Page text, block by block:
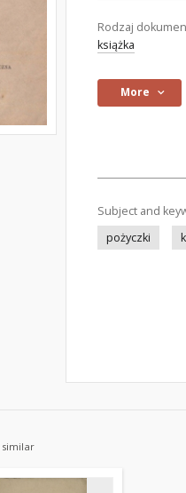
Rodzaj
książka
More
Subject and
pożyczki
similar